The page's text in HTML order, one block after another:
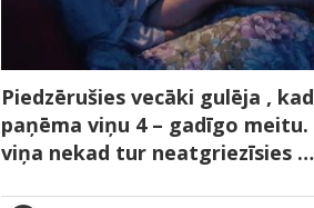
Piedzērušies vecāki gulēja ,
paņēma viņu 4 – gadīgo meitu.
viņa nekad tur neatgriezīsies …